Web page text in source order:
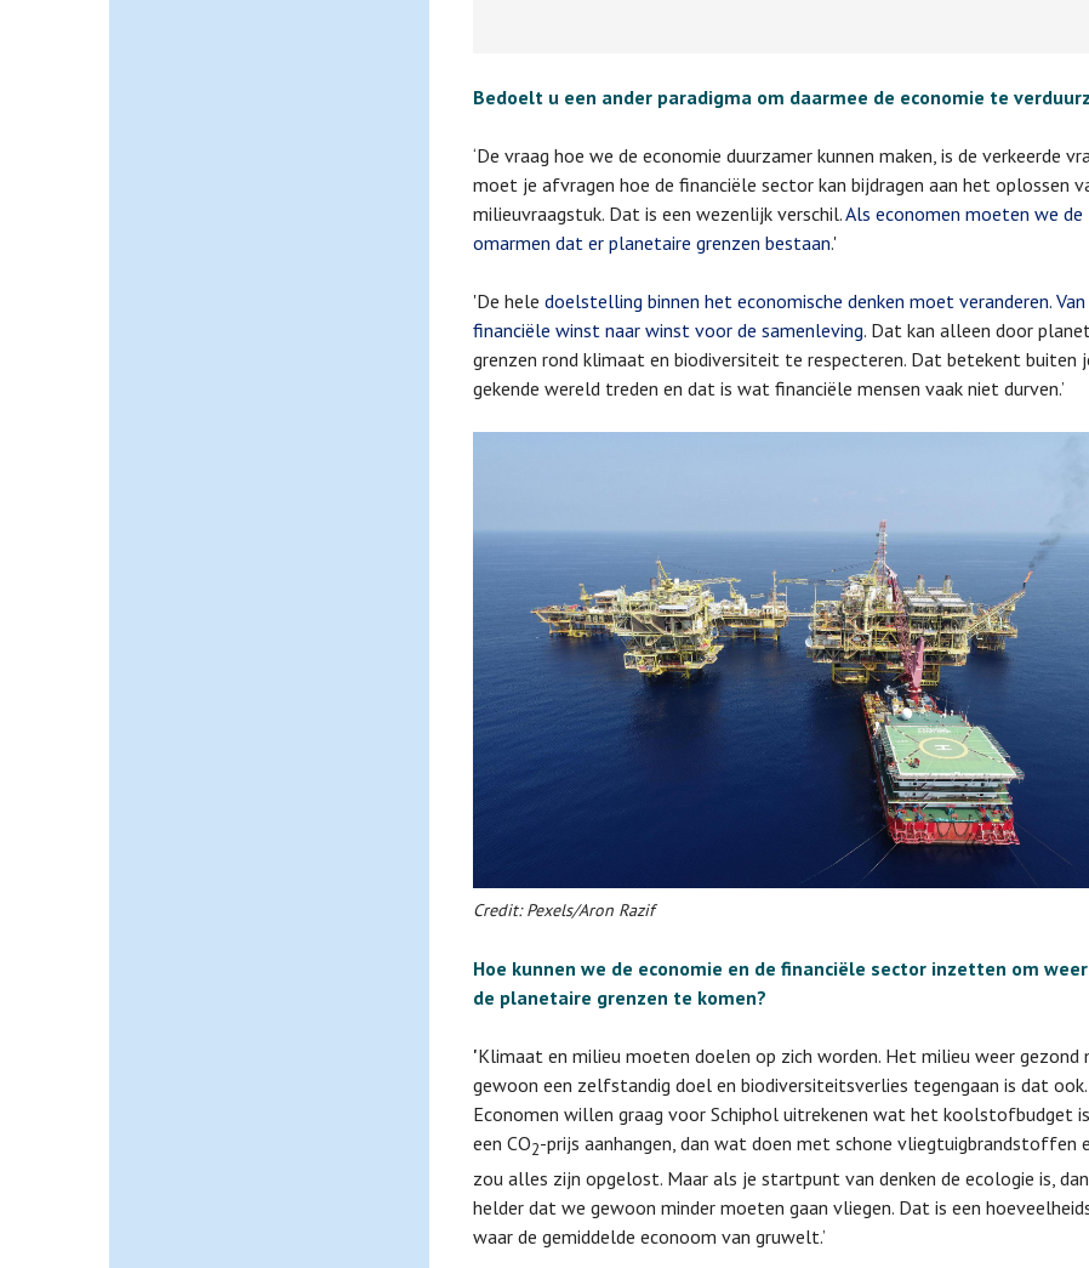
Bedoelt u een ander paradigma om daarmee de economie te
‘De vraag hoe we de economie duurzamer kunnen maken, is de verkeerde
moet je afvragen hoe de financiële sector kan bijdragen aan het oplossen
milieuvraagstuk. Dat is een wezenlijk verschil.Als economen moeten we de
omarmen dat er planetaire grenzen bestaan.'
'De hele doelstelling binnen het economische denken moet veranderen.
financiële winst naar winst voor de samenleving. Dat kan alleen door
grenzen rond klimaat en biodiversiteit te respecteren. Dat betekent buiten
gekende wereld treden en dat is wat financiële mensen vaak niet durven.’
Credit: Pexels/Aron Razif
Hoe kunnen we de economie en de financiële sector inzetten om
de planetaire grenzen te komen?
'Klimaat en milieu moeten doelen op zich worden. Het milieu weer gezond
gewoon een zelfstandig doel en biodiversiteitsverlies tegengaan is dat ook.
Economen willen graag voor Schiphol uitrekenen wat het koolstofbudget
een CO2-prijs aanhangen, dan wat doen met schone vliegtuigbrandstoffen
zou alles zijn opgelost. Maar als je startpunt van denken de ecologie is,
helder dat we gewoon minder moeten gaan vliegen. Dat is een
waar de gemiddelde econoom van gruwelt.’